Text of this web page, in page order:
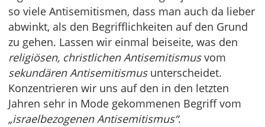
so viele Antisemitismen, dass man auch da lieber
abwinkt, als den Begrifflichkeiten auf den Grund
zu gehen. Lassen wir einmal beiseite, was den
religiösen, christlichen Antisemitismusvom
sekundären Antisemitismusunterscheidet.
Konzentrieren wir uns auf den in den letzten
Jahren sehr in Mode gekommenen Begriff vom
„israelbezogenen Antisemitismus“.